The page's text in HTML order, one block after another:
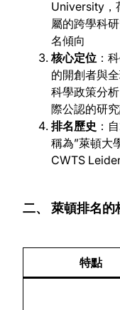
University，
屬的跨學科
名傾向
核心定位 ：
的開創者與
科學政策分
際公認的研
排名歷史 ：
稱為”萊頓大
CWTS
二、 萊頓排名的
特點